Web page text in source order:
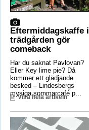
Eftermiddagskaffe i
trädgården gör
comeback
Har du saknat Pavlovan?
Eller Key lime pie? Då
kommer ett glädjande
besked – Lindesbergs
mysiga sommarcafé p...
Visa hela artikeln